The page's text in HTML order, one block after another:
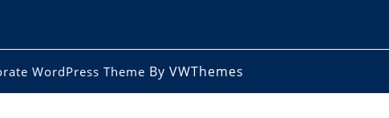
WordPress Theme By VWThemes